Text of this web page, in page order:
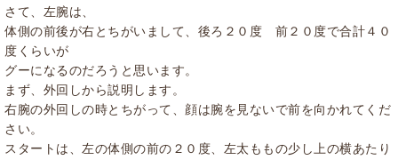
さて、左腕は、
体側の前後が右とちがいまして、後ろ２０度 前２０度で合計４０
度くらいが
グーになるのだろうと思います。
まず、外回しから説明します。
右腕の外回しの時とちがって、顔は腕を見ないで前を向かれてくだ
さい。
スタートは、左の体側の前の２０度、左太ももの少し上の横あたり